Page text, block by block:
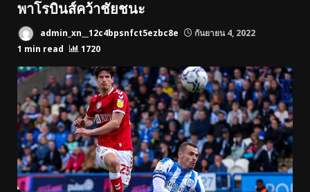
พาโรบินส์คว้าชัยชนะ
admin_xn__12c4bpsnfct5ezbc8e
กันยายน 4, 2022
1 min read
1720